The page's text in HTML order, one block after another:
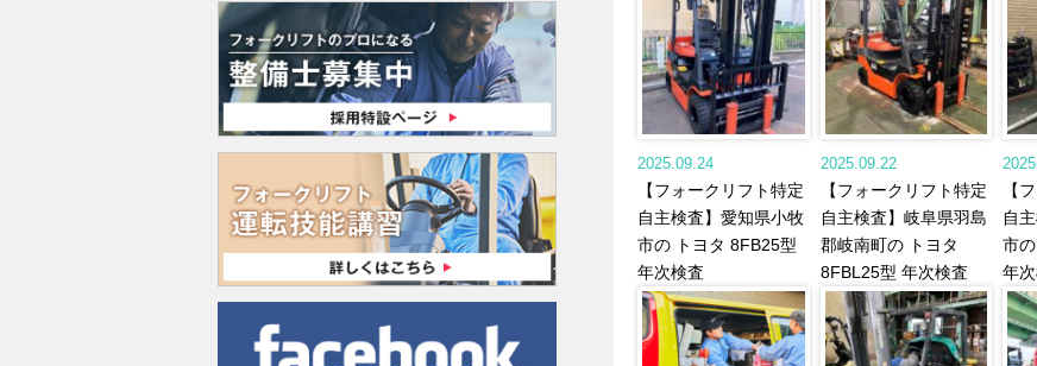
2025.09.24
【フォークリフト特定
自主検査】愛知県小牧
市の トヨタ 8FB25型
年次検査
2025.09.22
【フォークリフト特定
自主検査】岐阜県羽島
郡岐南町の トヨタ
8FBL25型 年次検査
【
自
市
年